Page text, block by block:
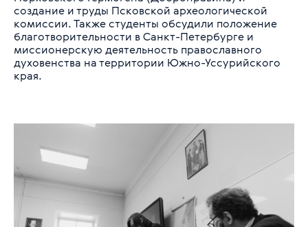
создание и труды Псковской археологической
комиссии. Также студенты обсудили положение
благотворительности в Санкт-Петербурге и
миссионерскую деятельность православного
духовенства на территории Южно-Уссурийского
края.